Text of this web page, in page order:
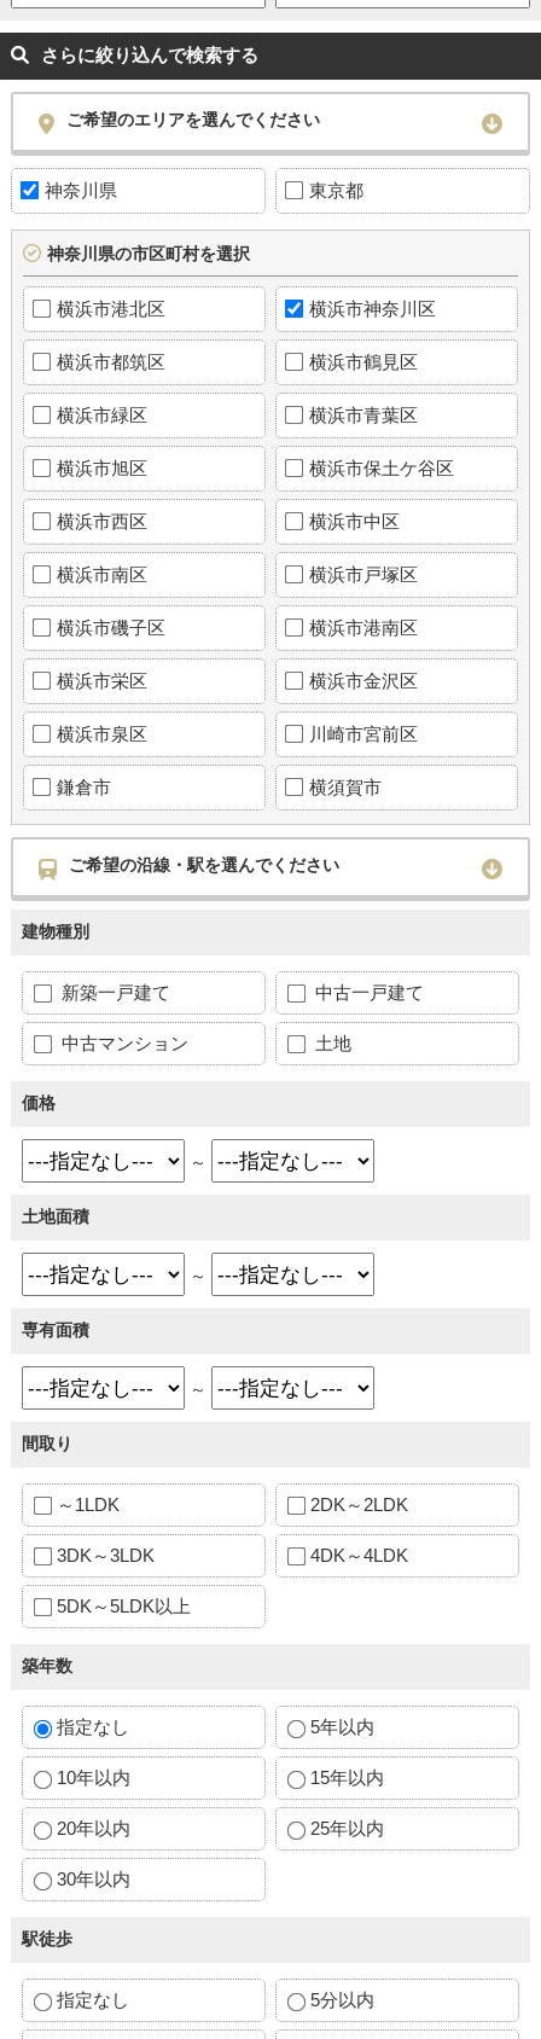
さらに絞り込んで検索する
ご希望のエリアを選んでください
神奈川県 東京都
神奈川県の市区町村を選択
横浜市港北区 横浜市神奈川区
横浜市都筑区 横浜市鶴見区
横浜市緑区 横浜市青葉区
横浜市旭区 横浜市保土ケ谷区
横浜市西区 横浜市中区
横浜市南区 横浜市戸塚区
横浜市磯子区 横浜市港南区
横浜市栄区 横浜市金沢区
横浜市泉区 川崎市宮前区
鎌倉市 横須賀市
ご希望の沿線・駅を選んでください
建物種別
新築一戸建て 中古一戸建て
中古マンション 土地
価格
～
土地面積
～
専有面積
～
間取り
～1LDK 2DK～2LDK
3DK～3LDK 4DK～4LDK
5DK～5LDK以上
築年数
指定なし 5年以内
10年以内 15年以内
20年以内 25年以内
30年以内
駅徒歩
指定なし 5分以内